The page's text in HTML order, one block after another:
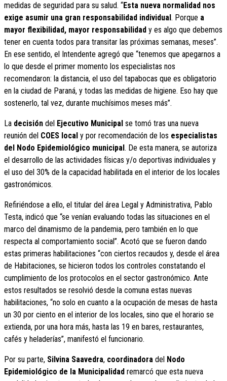
medidas de seguridad para su salud. “Esta nueva normalidad nos
exige asumir una gran responsabilidad individual. Porque a
mayor flexibilidad, mayor responsabilidad y es algo que debemos
tener en cuenta todos para transitar las próximas semanas, meses”.
En ese sentido, el Intendente agregó que “tenemos que apegarnos a
lo que desde el primer momento los especialistas nos
recomendaron: la distancia, el uso del tapabocas que es obligatorio
en la ciudad de Paraná, y todas las medidas de higiene. Eso hay que
sostenerlo, tal vez, durante muchísimos meses más”.
La decisión del Ejecutivo Municipal se tomó tras una nueva
reunión del COES local y por recomendación de los especialistas
del Nodo Epidemiológico municipal. De esta manera, se autoriza
el desarrollo de las actividades físicas y/o deportivas individuales y
el uso del 30% de la capacidad habilitada en el interior de los locales
gastronómicos.
Refiriéndose a ello, el titular del área Legal y Administrativa, Pablo
Testa, indicó que “se venían evaluando todas las situaciones en el
marco del dinamismo de la pandemia, pero también en lo que
respecta al comportamiento social”. Acotó que se fueron dando
estas primeras habilitaciones “con ciertos recaudos y, desde el área
de Habitaciones, se hicieron todos los controles constatando el
cumplimiento de los protocolos en el sector gastronómico. Ante
estos resultados se resolvió desde la comuna estas nuevas
habilitaciones, “no solo en cuanto a la ocupación de mesas de hasta
un 30 por ciento en el interior de los locales, sino que el horario se
extienda, por una hora más, hasta las 19 en bares, restaurantes,
cafés y heladerías”, manifestó el funcionario.
Por su parte, Silvina Saavedra, coordinadora del Nodo
Epidemiológico de la Municipalidad remarcó que esta nueva